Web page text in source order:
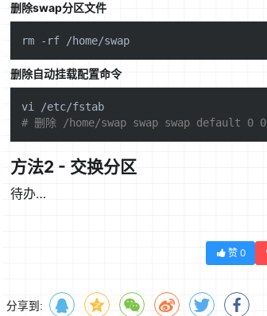
删除swap分区文件
rm
删除自动挂载配置命令
# 删除 /home/swap swap swap default 0 0
方法2 - 交换分区
待办…
赞 0
分享到: